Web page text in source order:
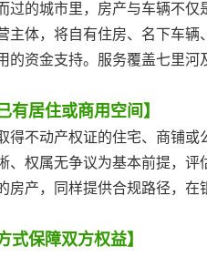
过的城市里，房产与车辆不
主体，将自有住房、名下车
的资金支持。服务覆盖七里
有居住或商用空间】
得不动产权证的住宅、商铺
、权属无争议为基本前提，
房产，同样提供合规路径，
式保障双方权益】